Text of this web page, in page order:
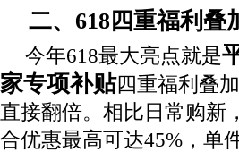
二、618四重福利叠
今年618最大亮点就是
家专项补贴四重福利叠
直接翻倍。相比日常购新
合优惠最高可达45%，单